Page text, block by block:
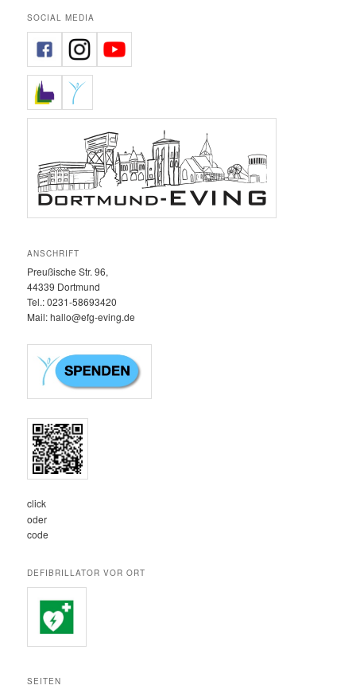
SOCIAL MEDIA
ANSCHRIFT
Preußische Str. 96,
44339 Dortmund
Tel.: 0231-58693420‬
Mail: hallo@efg-eving.de
click
oder
code
DEFIBRILLATOR VOR ORT
SEITEN